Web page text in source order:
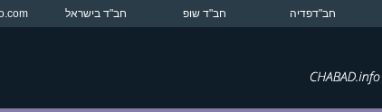
חב"דפדיה חב"ד שופ חב"ד בישראל